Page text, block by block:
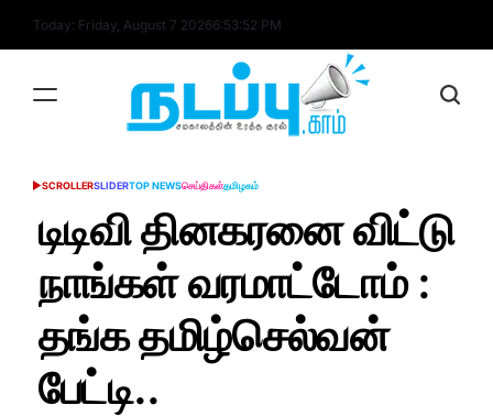
Today: Friday, August 7 20266:53:52 PM
POSTED
SCROLLERSLIDERTOP NEWSசெய்திகள்தமிழகம்
டிடிவி தினகரனை விட்டு
நாங்கள் வரமாட்டோம் :
தங்க தமிழ்செல்வன்
பேட்டி..